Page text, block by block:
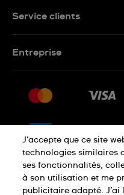
Service clients
Retour
CGV
Droit de rétractation
Entreprise
Nous rejoindre
Déclaration
J’accepte que ce site
technologies similaires
ses fonctionnalités,
à son utilisation et me
publicitaire adapté.